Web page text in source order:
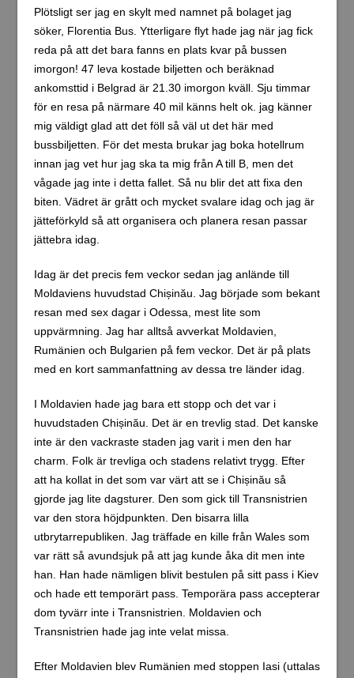
Plötsligt ser jag en skylt med namnet på bolaget jag
söker, Florentia Bus. Ytterligare flyt hade jag när jag fick
reda på att det bara fanns en plats kvar på bussen
imorgon! 47 leva kostade biljetten och beräknad
ankomsttid i Belgrad är 21.30 imorgon kväll. Sju timmar
för en resa på närmare 40 mil känns helt ok. jag känner
mig väldigt glad att det föll så väl ut det här med
bussbiljetten. För det mesta brukar jag boka hotellrum
innan jag vet hur jag ska ta mig från A till B, men det
vågade jag inte i detta fallet. Så nu blir det att fixa den
biten. Vädret är grått och mycket svalare idag och jag är
jätteförkyld så att organisera och planera resan passar
jättebra idag.
Idag är det precis fem veckor sedan jag anlände till
Moldaviens huvudstad Chișinău. Jag började som bekant
resan med sex dagar i Odessa, mest lite som
uppvärmning. Jag har alltså avverkat Moldavien,
Rumänien och Bulgarien på fem veckor. Det är på plats
med en kort sammanfattning av dessa tre länder idag.
I Moldavien hade jag bara ett stopp och det var i
huvudstaden Chișinău. Det är en trevlig stad. Det kanske
inte är den vackraste staden jag varit i men den har
charm. Folk är trevliga och stadens relativt trygg. Efter
att ha kollat in det som var värt att se i Chișinău så
gjorde jag lite dagsturer. Den som gick till Transnistrien
var den stora höjdpunkten. Den bisarra lilla
utbrytarrepubliken. Jag träffade en kille från Wales som
var rätt så avundsjuk på att jag kunde åka dit men inte
han. Han hade nämligen blivit bestulen på sitt pass i Kiev
och hade ett temporärt pass. Temporära pass accepterar
dom tyvärr inte i Transnistrien. Moldavien och
Transnistrien hade jag inte velat missa.
Efter Moldavien blev Rumänien med stoppen Iasi (uttalas